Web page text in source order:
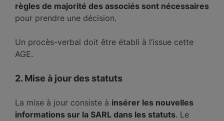
règles de majorité des associés sont nécessaires
pour prendre une décision.
Un procès-verbal doit être établi à l’issue cette
AGE.
2. Mise à jour des statuts
La mise à jour consiste à insérer les nouvelles
informations sur la SARL dans les statuts. Le